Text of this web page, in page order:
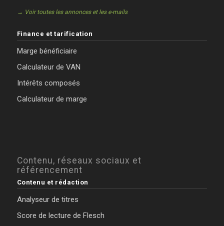
→ Voir toutes les annonces et les e-mails
Finance et tarification
Marge bénéficiaire
Calculateur de VAN
Intérêts composés
Calculateur de marge
Contenu, réseaux sociaux et
référencement
Contenu et rédaction
Analyseur de titres
Score de lecture de Flesch